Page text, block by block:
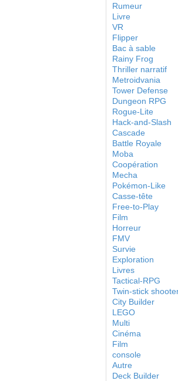
Rumeur
Livre
VR
Flipper
Bac à sable
Rainy Frog
Thriller narratif
Metroidvania
Tower Defense
Dungeon RPG
Rogue-Lite
Hack-and-Slash
Cascade
Battle Royale
Moba
Coopération
Mecha
Pokémon-Like
Casse-tête
Free-to-Play
Film
Horreur
FMV
Survie
Exploration
Livres
Tactical-RPG
Twin-stick
City Builder
LEGO
Multi
Cinéma
Film
console
Autre
Deck Builder